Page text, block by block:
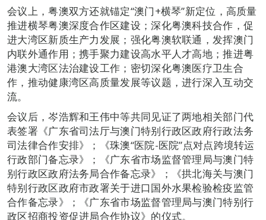
会议上，粤澳双方还就锚定“澳门+横琴”新定位，高质量
推进横琴粤澳深度合作区建设；深化粤澳科技合作，促
进大湾区新质生产力发展；强化粤澳软联通，发挥澳门
内联外通作用；携手聚力建设高水平人才高地；推进粤
港澳大湾区法治建设工作；密切深化粤澳医疗卫生合
作，推动健康湾区高质量发展等议题，进行深入互动交
流。
会议后，岑浩辉和王伟中等共同见证了两地相关部门代
表签署《广东省司法厅与澳门特别行政区政府行政法务
司法律合作安排》；《珠澳“医院-医院”点对点跨境转运
行政部门备忘录》；《广东省市场监督管理局与澳门特
别行政区政府法务局合作备忘录》；《拱北海关与澳门
特别行政区政府市政署关于进口国外水果检验检疫监管
合作备忘录》；《广东省市场监督管理局与澳门特别行
政区招商投资促进局合作协议》的仪式。